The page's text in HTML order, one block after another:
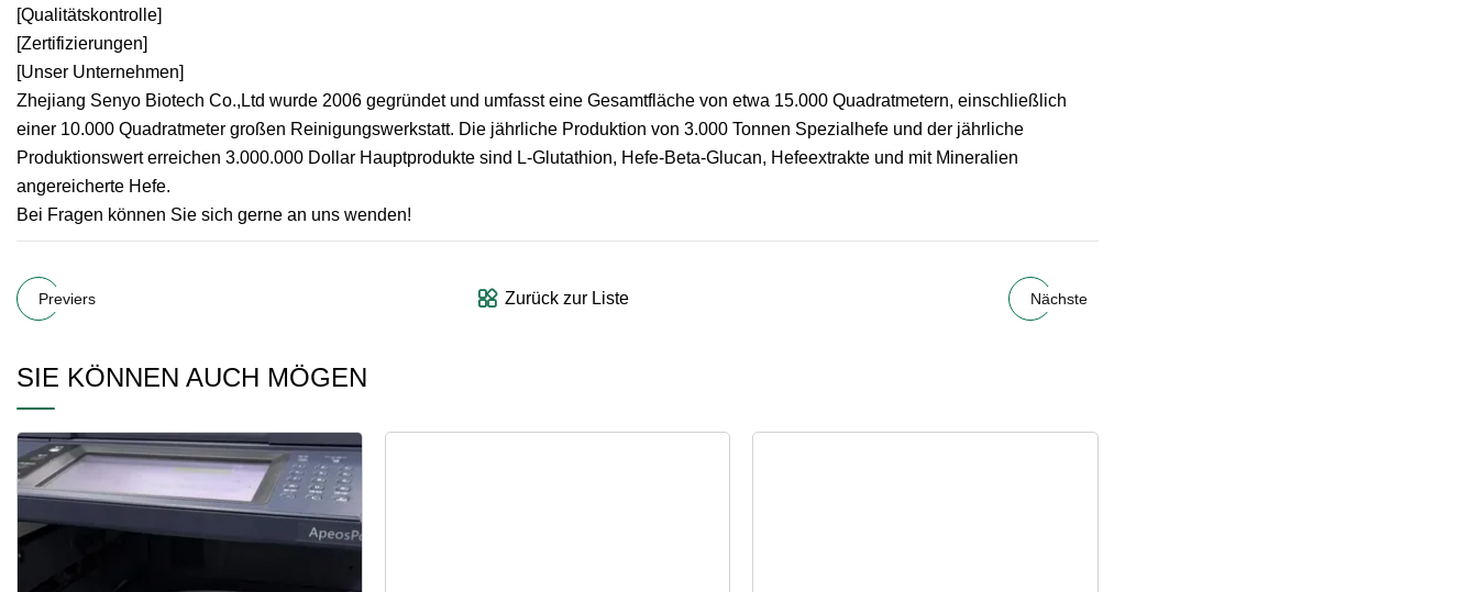
[Qualitätskontrolle]
[Zertifizierungen]
[Unser Unternehmen]
Zhejiang Senyo Biotech Co.,Ltd wurde 2006 gegründet und umfasst eine Gesamtfläche von etwa 15.000 Quadratmetern, einschließlich
einer 10.000 Quadratmeter großen Reinigungswerkstatt. Die jährliche Produktion von 3.000 Tonnen Spezialhefe und der jährliche
Produktionswert erreichen 3.000.000 Dollar Hauptprodukte sind L-Glutathion, Hefe-Beta-Glucan, Hefeextrakte und mit Mineralien
angereicherte Hefe.
Bei Fragen können Sie sich gerne an uns wenden!
Previers Zurück zur Liste Nächste
SIE KÖNNEN AUCH MÖGEN